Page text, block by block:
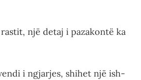
një detaj i pazakontë ka
i ngjarjes, shihet një ish-